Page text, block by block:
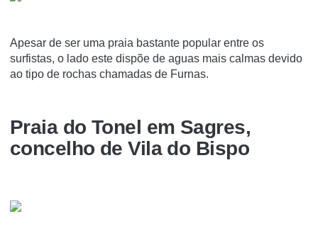
Apesar de ser uma praia bastante popular entre os
surfistas, o lado este dispõe de aguas mais calmas devido
ao tipo de rochas chamadas de Furnas.
Praia do Tonel em Sagres,
concelho de Vila do Bispo